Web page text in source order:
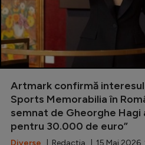
Artmark confirmă
Sports Memorabilia în
semnat de Gheorghe
pentru 30.000 de euro”